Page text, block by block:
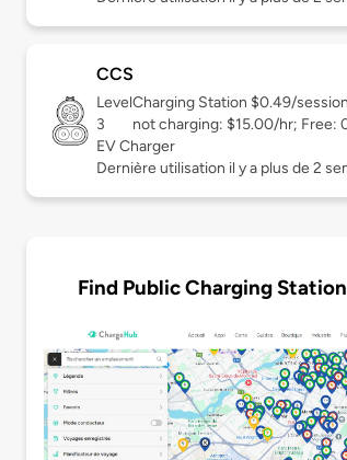
CCS
Level
3
Charging Station $0.49/
not charging: $15.00/hr; Free:
EV Charger
Dernière utilisation il y a plus de 2
Find Public Charging